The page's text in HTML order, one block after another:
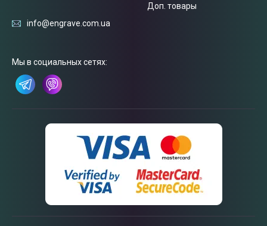
Доп. товары
info@engrave.com.ua
Мы в социальных сетях: